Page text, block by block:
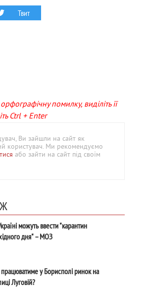
Твит
помилку, виділіть її
Ctrl + Enter
Ви зайшли на сайт як
користувач. Ми рекомендуємо
або зайти на сайт під своїм
можуть ввести "карантин
дня" – МОЗ
у Борисполі ринок на
Луговій?